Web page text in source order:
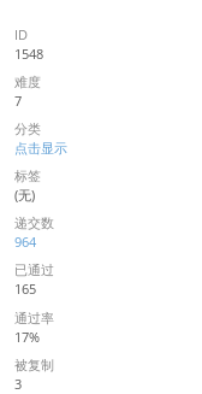
ID
1548
难度
7
分类
点击显示
标签
(无)
递交数
964
已通过
165
通过率
17%
被复制
3